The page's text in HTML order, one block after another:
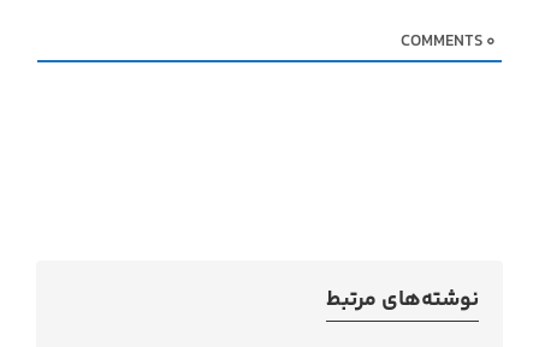
0
نوشته‌های مرتبط